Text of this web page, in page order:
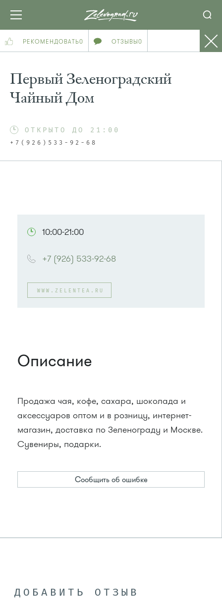
РЕКОМЕНДОВАТЬ0 ОТЗЫВЫ0
Первый Зеленоградский
Чайный Дом
ОТКРЫТО ДО 21:00
+7(926)533-92-68
10:00-21:00
+7 (926) 533-92-68
WWW.ZELENTEA.RU
Описание
Продажа чая, кофе, сахара, шоколада и
аксессуаров оптом и в розницу, интернет-
магазин, доставка по Зеленограду и Москве.
Сувениры, подарки.
Сообщить об ошибке
ДОБАВИТЬ ОТЗЫВ